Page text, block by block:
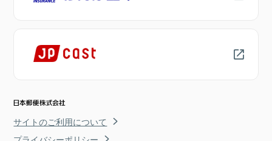
サイトのご利用について